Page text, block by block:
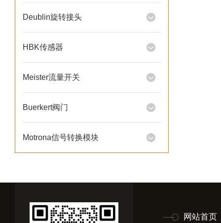
Deublin旋转接头
HBK传感器
Meister流量开关
Buerkert阀门
Motrona信号转换模块
网站首页